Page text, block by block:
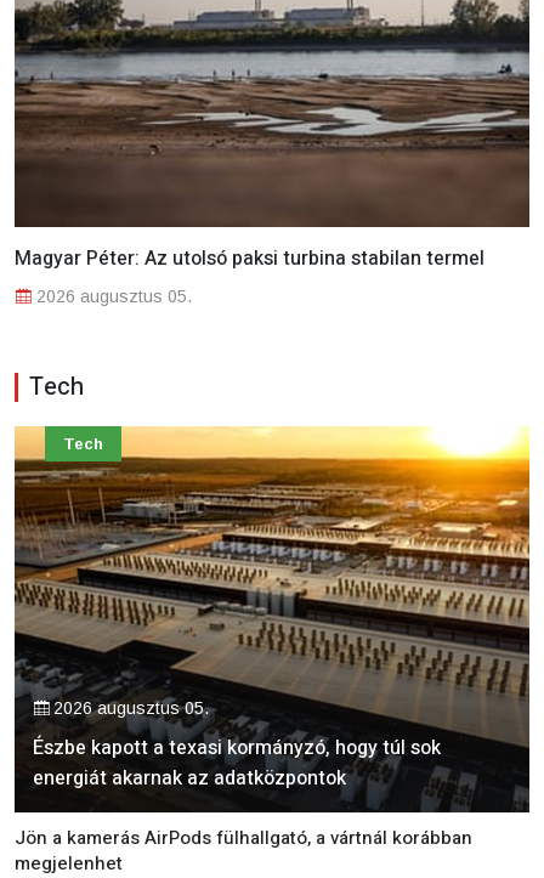
Magyar Péter: Az utolsó paksi turbina stabilan termel
2026 augusztus 05.
Tech
2026 augusztus 05.
Észbe kapott a texasi kormányzó, hogy túl sok
energiát akarnak az adatközpontok
Tech
Jön a kamerás AirPods fülhallgató, a vártnál korábban
megjelenhet